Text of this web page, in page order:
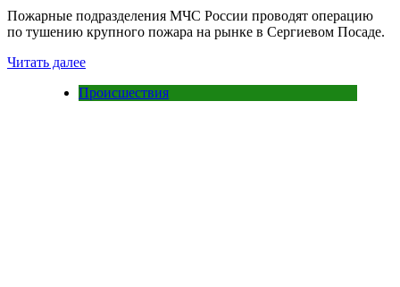
Пожарные подразделения МЧС России проводят операцию
по тушению крупного пожара на рынке в Сергиевом Посаде.
Читать далее
Происшествия